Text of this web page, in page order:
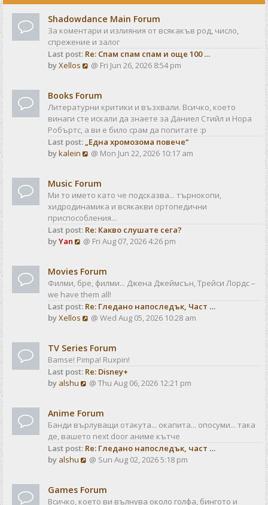
Shadowdance Main Forum
За коментари и излияния от всякакъв род, число,
спрежение и залог
Last post: Re: Спам спам спам и още 100 …
byXellos
V
w
t
h
e
l
a
s
t
p
o
s
t
@ Fri Jun 26, 2026 8:54 pm
Books Forum
Литературни критики и възхвали. Всичко, което
винаги сте искали да знаете за Даниел Стийл и Нора
Робъртс, а ви е било срам да попитате :р
Last post: „Една хромозома повече“
bykalein
V
w
t
h
e
l
a
s
t
p
o
s
@ Mon Jun 22, 2026 10:17 am
Music Forum
Ми то името като че подсказва... търнокопи,
хидродинамика и всякакви ортопедични
приспособления...
Last post: Re: Какво слушате сега?
byYan
V
w
t
h
e
e
s
t
p
s
@ Fri Aug 07, 2026 4:26 pm
Movies Forum
Филми, бре, филми... Джена Джеймсън, Трейси Лордс –
we have them all!
Last post: Re: Гледано напоследък, Част …
byXellos
V
w
t
h
e
e
s
t
p
s
t
@ Wed Aug 05, 2026 10:28 am
TV Series Forum
Bamse! Pimpa! Ruxpin!
Last post: Re: Disney+
by alshu
V
w
t
h
e
e
@ Thu Aug 06, 2026 12:21 pm
Anime Forum
Банди върлуващи отакута... окапита... опосуми... така
де, вашето next door аниме кътче
Last post: Re: Гледано напоследък, част …
by alshu
V
w
@ Sun Aug 02, 2026 5:18 pm
Games Forum
Всичко, което ви вълнува около голфа, бингото и